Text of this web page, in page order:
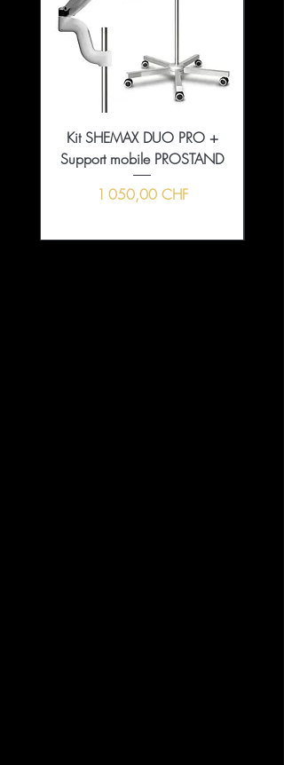
Kit SHEMAX DUO PRO +
Support mobile PROSTAND
Prix
1 050,00 CHF